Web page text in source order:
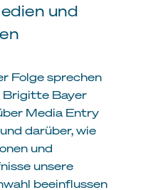
und
Folge sprechen
Bayer
Media Entry
darüber, wie
und
unsere
beeinflussen